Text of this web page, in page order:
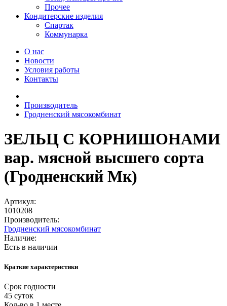
Прочее
Кондитерские изделия
Спартак
Коммунарка
О нас
Новости
Условия работы
Контакты
Производитель
Гродненский мясокомбинат
ЗЕЛЬЦ С КОРНИШОНАМИ
вар. мясной высшего сорта
(Гродненский Мк)
Артикул:
1010208
Производитель:
Гродненский мясокомбинат
Наличие:
Есть в наличии
Краткие характеристики
Срок годности
45 суток